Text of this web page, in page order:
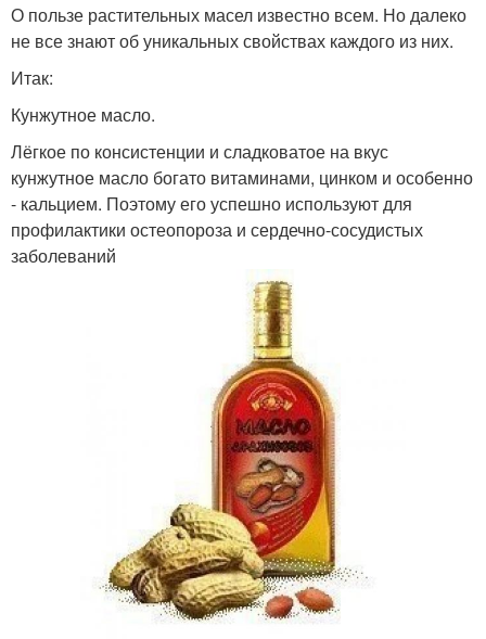
О пользе растительных масел известно всем. Но далеко
не все знают об уникальных свойствах каждого из них.
Итак:
Кунжутное масло.
Лёгкое по консистенции и сладковатое на вкус
кунжутное масло богато витаминами, цинком и особенно
- кальцием. Поэтому его успешно используют для
профилактики остеопороза и сердечно-сосудистых
заболеваний